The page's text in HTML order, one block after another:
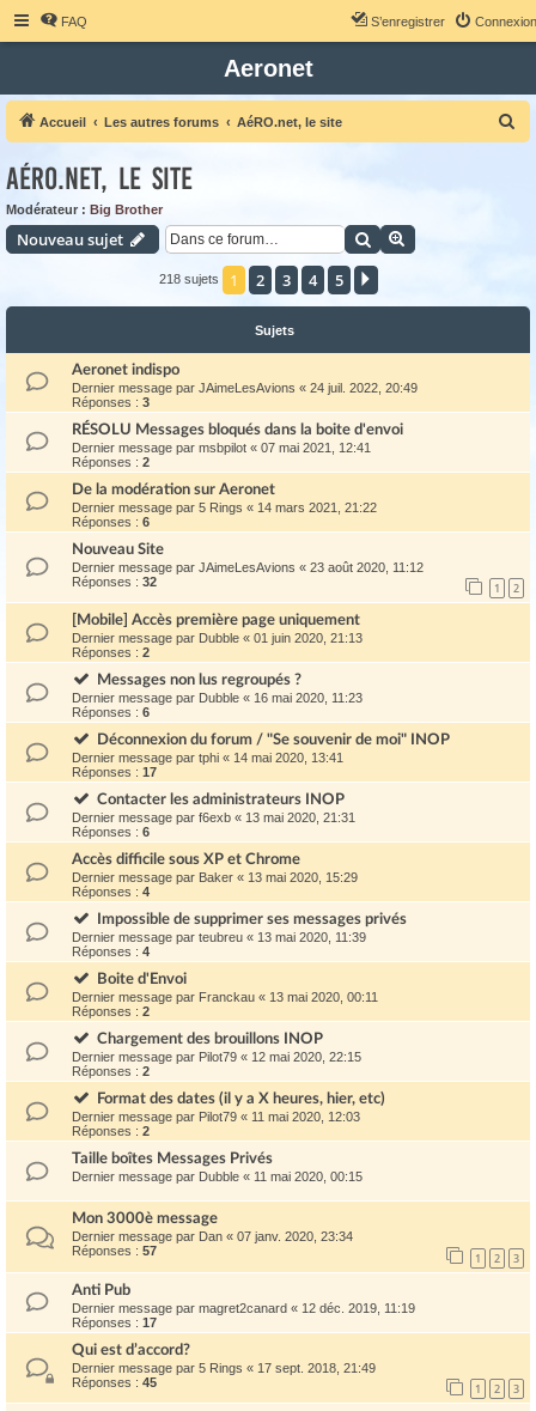
FAQ Connexion
S’enregistrer
Aeronet
Accueil Les autres forums AéRO.net, le site
e
AéRO.net, le site
Modérateur : Big Brother
Nouveau sujet Rechercher
218 sujets 1 2 3 4 5
Sujets
Aeronet indispo
Dernier message par JAimeLesAvions « 24 juil. 2022, 20:49
Réponses : 3
RÉSOLU Messages bloqués dans la boite d'envoi
Dernier message par msbpilot « 07 mai 2021, 12:41
Réponses : 2
De la modération sur Aeronet
Dernier message par 5 Rings « 14 mars 2021, 21:22
Réponses : 6
Nouveau Site
Dernier message par JAimeLesAvions « 23 août 2020, 11:12
Réponses : 32 1 2
[Mobile] Accès première page uniquement
Dernier message par Dubble « 01 juin 2020, 21:13
Réponses : 2
Messages non lus regroupés ?
Dernier message par Dubble « 16 mai 2020, 11:23
Réponses : 6
Déconnexion du forum / "Se souvenir de moi" INOP
Dernier message par tphi « 14 mai 2020, 13:41
Réponses : 17
Contacter les administrateurs INOP
Dernier message par f6exb « 13 mai 2020, 21:31
Réponses : 6
Accès difficile sous XP et Chrome
Dernier message par Baker « 13 mai 2020, 15:29
Réponses : 4
Impossible de supprimer ses messages privés
Dernier message par teubreu « 13 mai 2020, 11:39
Réponses : 4
Boite d'Envoi
Dernier message par Franckau « 13 mai 2020, 00:11
Réponses : 2
Chargement des brouillons INOP
Dernier message par Pilot79 « 12 mai 2020, 22:15
Réponses : 2
Format des dates (il y a X heures, hier, etc)
Dernier message par Pilot79 « 11 mai 2020, 12:03
Réponses : 2
Taille boîtes Messages Privés
Dernier message par Dubble « 11 mai 2020, 00:15
Mon 3000è message
Dernier message par Dan « 07 janv. 2020, 23:34
Réponses : 57 1 2 3
Anti Pub
Dernier message par magret2canard « 12 déc. 2019, 11:19
Réponses : 17
Qui est d’accord?
Dernier message par 5 Rings « 17 sept. 2018, 21:49
Réponses : 45 1 2 3